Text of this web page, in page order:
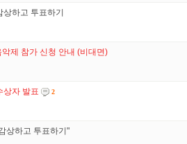
하고 투표하기
제 참가 신청 안내 (비대면)
상자 발표 2
상하고 투표하기"